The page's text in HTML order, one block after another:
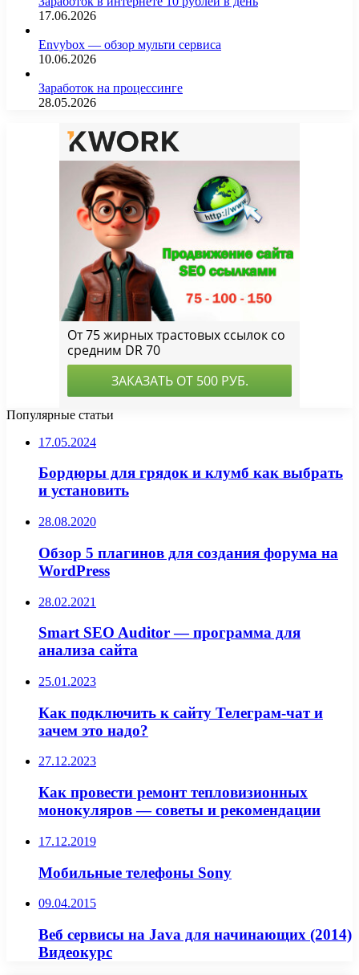
17.06.2026
Envybox — обзор мульти сервиса
10.06.2026
Заработок на процессинге
28.05.2026
Популярные статьи
17.05.2024
Бордюры для грядок и клумб как выбрать
и установить
28.08.2020
Обзор 5 плагинов для создания форума на
WordPress
28.02.2021
Smart SEO Auditor — программа для
анализа сайта
25.01.2023
Как подключить к сайту Телеграм-чат и
зачем это надо?
27.12.2023
Как провести ремонт тепловизионных
монокуляров — советы и рекомендации
17.12.2019
Мобильные телефоны Sony
09.04.2015
Веб сервисы на Java для начинающих (2014)
Видеокурс